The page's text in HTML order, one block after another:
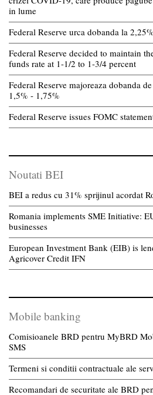
in lume
Federal Reserve urca dobanda la 2,25%
Federal Reserve decided to maintain
funds rate at 1-1/2 to 1-3/4 percent
Federal Reserve majoreaza dobanda
1,5% - 1,75%
Federal Reserve issues FOMC
Noutati BEI
BEI a redus cu 31% sprijinul acordat
Romania implements SME Initiative:
businesses
European Investment Bank (EIB) is
Agricover Credit IFN
Mobile banking
Comisioanele BRD pentru MyBRD
SMS
Termeni si conditii contractuale ale
Recomandari de securitate ale BRD